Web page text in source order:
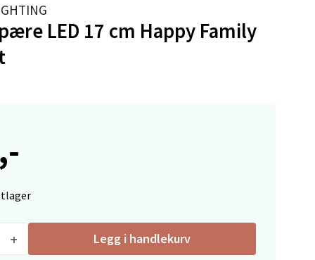
LED 17 cm Happy Family
Legg i handlekurv